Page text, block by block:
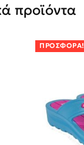
προϊόντα
ΠΡΟΣΦΟΡΆ!